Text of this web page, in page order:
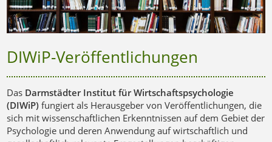
DIWiP-Veröffentlichungen
Das Darmstädter Institut für Wirtschaftspsychologie
(DIWiP) fungiert als Herausgeber von Veröffentlichungen, die
sich mit wissenschaftlichen Erkenntnissen auf dem Gebiet der
Psychologie und deren Anwendung auf wirtschaftlich und